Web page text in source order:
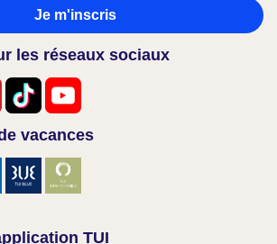
Je m'inscris
les réseaux sociaux
vacances
TUI